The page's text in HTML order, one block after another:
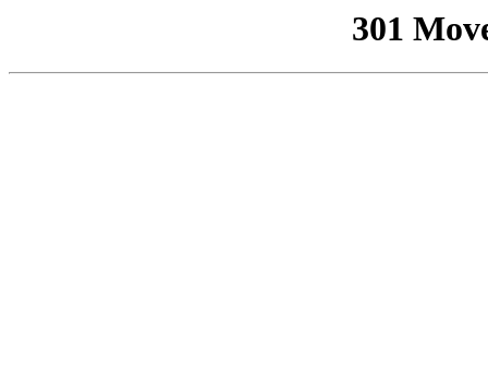
301